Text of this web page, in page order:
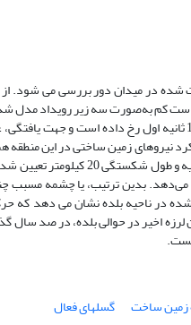
کجور به روش برگردان شکل موج ثبت شده در میدان دور
دست کم به‌صورت سه زیر رویداد
رویداد اول در محل کانونی شروع و به طور عمده یک طرفه به سمت باختر گسترش یافته است. جا به جایی اصلی، در
نیروهای زمین ساختی در این منطقه
*4/1 نیوتن متر و بزرگی گشتاوری 6/3 محاسبه شده است. مدت دوام
را نشان می‌دهد. بدین ترتیب، یا چشمه
در ناحیه بلده نشان می دهد که
لرزه اخیر در حوالی بلده، در صد
زمین ساخت
گسلهای فعال